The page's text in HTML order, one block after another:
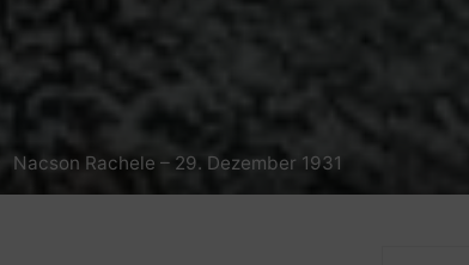
Nacson Rachele – 29. Dezember 1931